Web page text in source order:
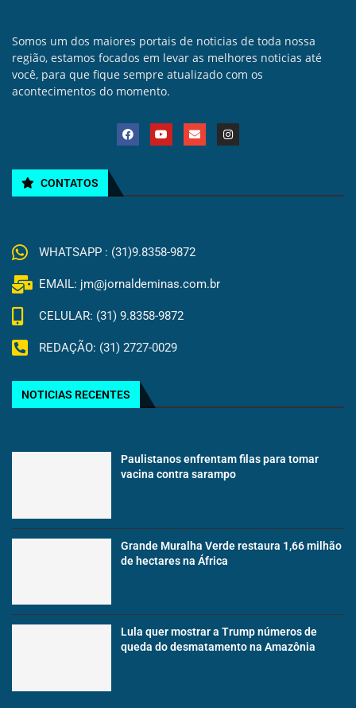
Somos um dos maiores portais de noticias de toda nossa
região, estamos focados em levar as melhores noticias até
você, para que fique sempre atualizado com os
acontecimentos do momento.
CONTATOS
WHATSAPP : (31)9.8358-9872
EMAIL: jm@jornaldeminas.com.br
CELULAR: (31) 9.8358-9872
REDAÇÃO: (31) 2727-0029
NOTICIAS RECENTES
Paulistanos enfrentam filas para tomar
vacina contra sarampo
Grande Muralha Verde restaura 1,66 milhão
de hectares na África
Lula quer mostrar a Trump números de
queda do desmatamento na Amazônia